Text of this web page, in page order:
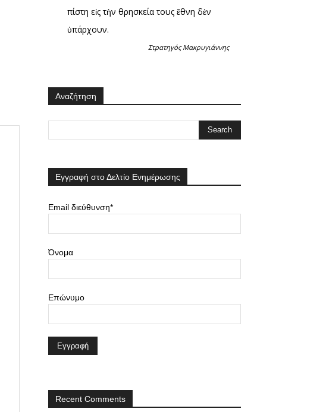
πίστη εἰς τὴν θρησκεία τους ἔθνη δὲν
ὑπάρχουν.
Στρατηγός Μακρυγιάννης
Αναζήτηση
Εγγραφή στο Δελτίο Ενημέρωσης
Email διεύθυνση*
Όνομα
Επώνυμο
Recent Comments